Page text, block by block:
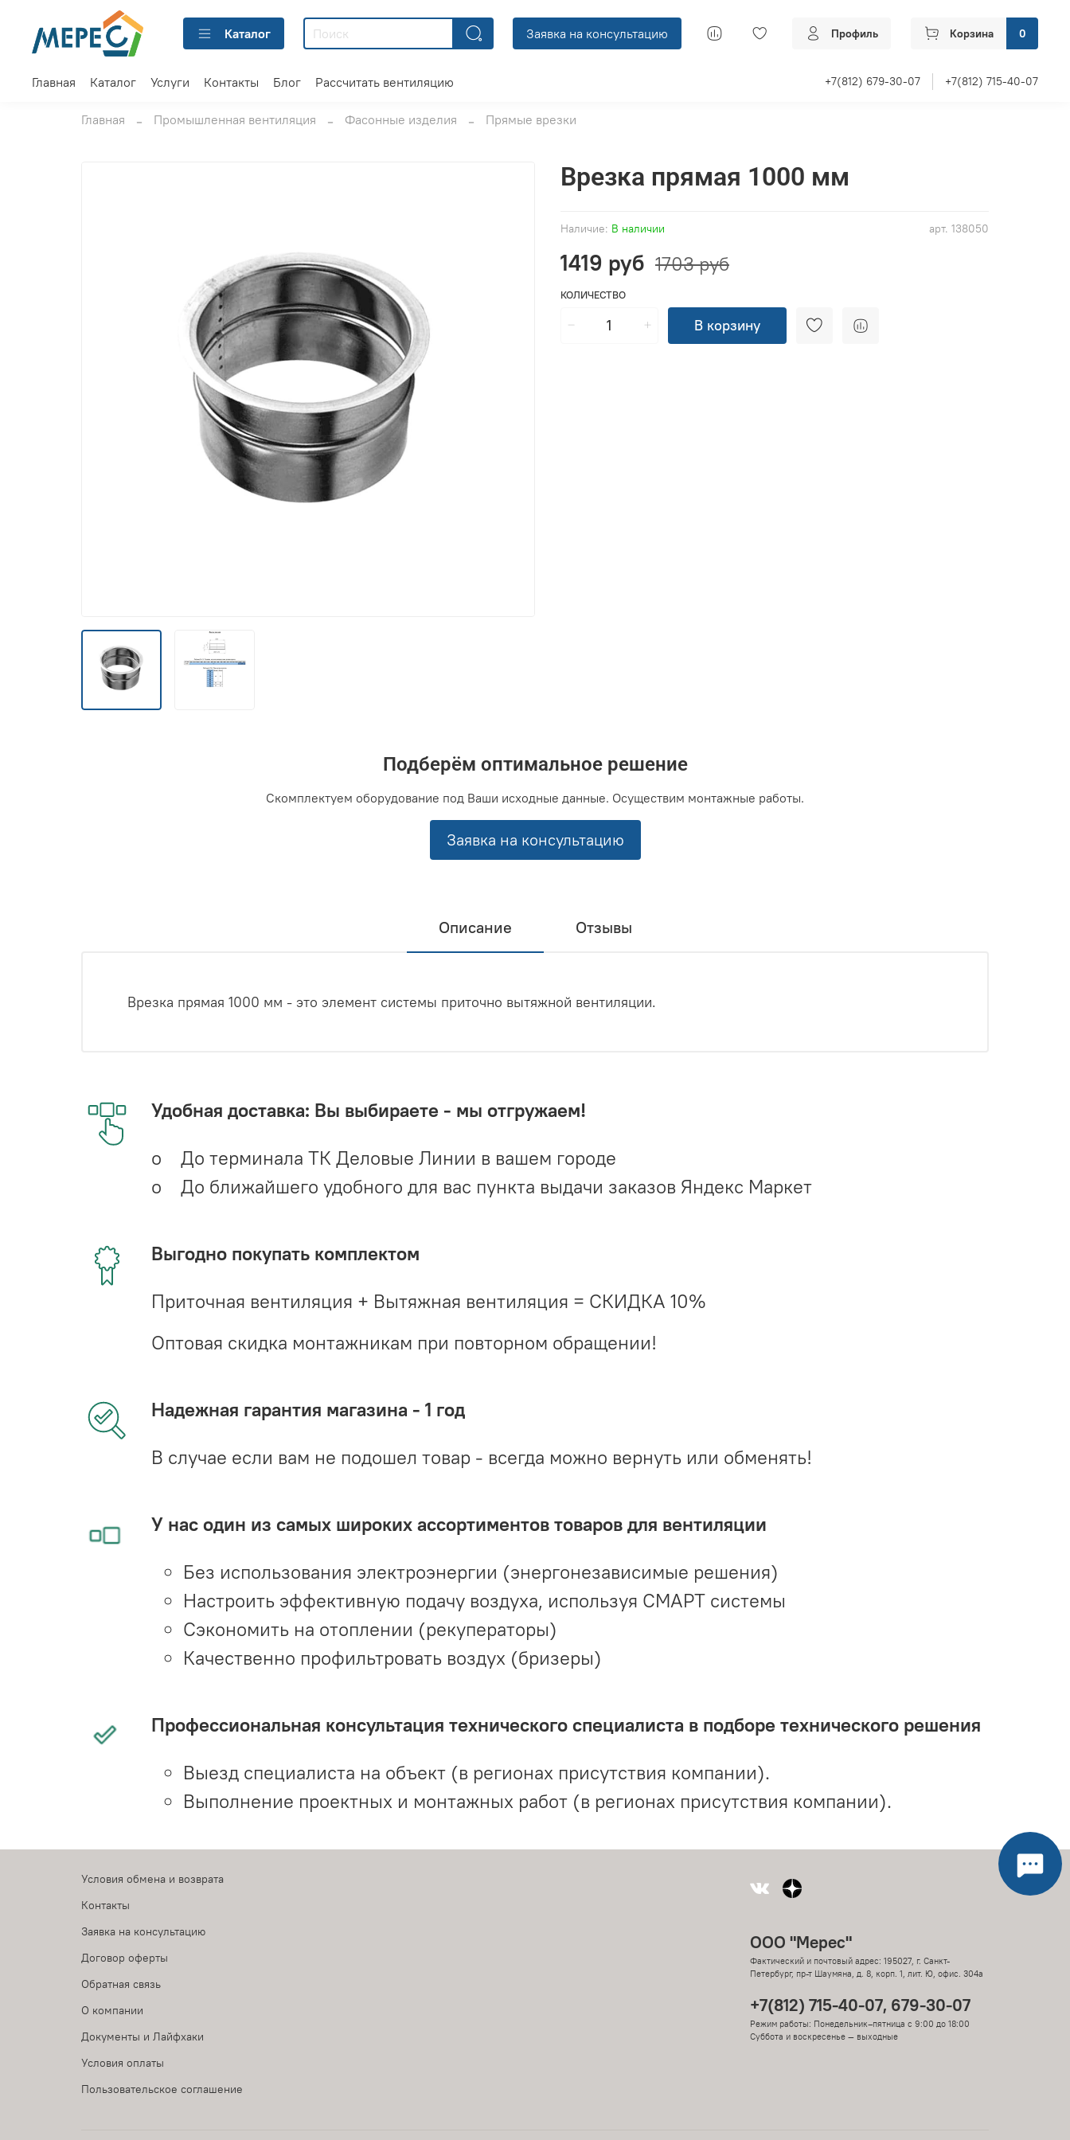
Каталог Заявка на консультацию Профиль Корзина 0
Главная Каталог Услуги Контакты Блог Рассчитать вентиляцию +7(812) 679-30-07 +7(812) 715-40-07
Главная Промышленная вентиляция Фасонные изделия Прямые врезки
арт. 138050
Наличие: В наличии
Врезка прямая 1000 мм
1419 руб 1703 руб
КОЛИЧЕСТВО
В корзину
Подберём оптимальное решение
Скомплектуем оборудование под Ваши исходные данные. Осуществим монтажные работы.
Заявка на консультацию
Описание Отзывы
Врезка прямая 1000 мм - это элемент системы приточно вытяжной вентиляции.
Удобная доставка: Вы выбираете - мы отгружаем!
o До терминала ТК Деловые Линии в вашем городе
o До ближайшего удобного для вас пункта выдачи заказов Яндекс Маркет
Выгодно покупать комплектом
Приточная вентиляция + Вытяжная вентиляция = СКИДКА 10%
Оптовая скидка монтажникам при повторном обращении!
Надежная гарантия магазина - 1 год
В случае если вам не подошел товар - всегда можно вернуть или обменять!
У нас один из самых широких ассортиментов товаров для вентиляции
Без использования электроэнергии (энергонезависимые решения)
Настроить эффективную подачу воздуха, используя СМАРТ системы
Сэкономить на отоплении (рекуператоры)
Качественно профильтровать воздух (бризеры)
Профессиональная консультация технического специалиста в подборе технического решения
Выезд специалиста на объект (в регионах присутствия компании).
Выполнение проектных и монтажных работ (в регионах присутствия компании).
Условия обмена и возврата
Контакты
Заявка на консультацию
Договор оферты
Обратная связь
О компании
Документы и Лайфхаки
Условия оплаты
Пользовательское соглашение
ООО "Мерес"
Фактический и почтовый адрес: 195027, г. Санкт-
Петербург, пр-т Шаумяна, д. 8, корп. 1, лит. Ю, офис. 304а
+7(812) 715-40-07, 679-30-07
Режим работы: Понедельник–пятница с 9:00 до 18:00
Суббота и воскресенье — выходные